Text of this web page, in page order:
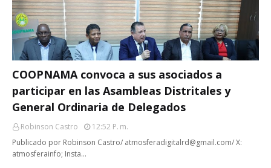
COOPNAMA convoca a sus asociados a
participar en las Asambleas Distritales y
General Ordinaria de Delegados
Robinson Castro
12:52 P. M.
Publicado por Robinson Castro/ atmosferadigitalrd@gmail.com/ X:
atmosferainfo; Insta…